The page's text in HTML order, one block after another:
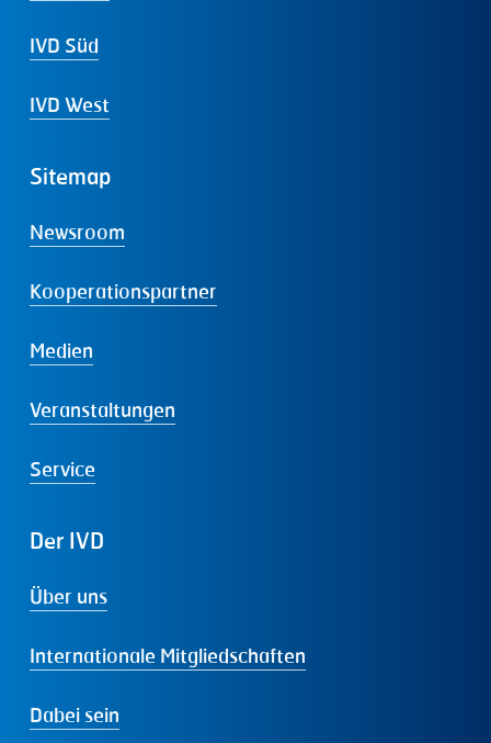
IVD Süd
IVD West
Sitemap
Newsroom
Kooperationspartner
Medien
Veranstaltungen
Service
Der IVD
Über uns
Internationale Mitgliedschaften
Dabei sein